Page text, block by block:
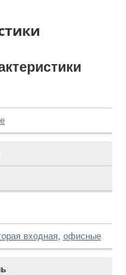
входная, офисные